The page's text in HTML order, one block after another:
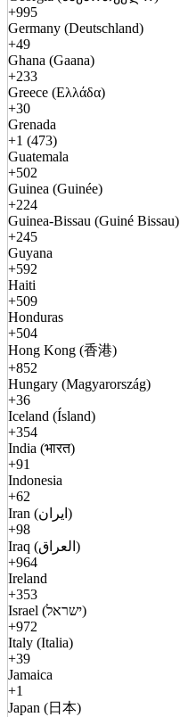
+995
Germany (Deutschland)
+49
Ghana (Gaana)
+233
Greece (Ελλάδα)
+30
Grenada
+1 (473)
Guatemala
+502
Guinea (Guinée)
+224
Guinea-Bissau (Guiné Bissau)
+245
Guyana
+592
Haiti
+509
Honduras
+504
Hong Kong (香港)
+852
Hungary (Magyarország)
+36
Iceland (Ísland)
+354
India (भारत)
+91
Indonesia
+62
Iran (ایران)
+98
Iraq (العراق)
+964
Ireland
+353
Israel (ישראל)
+972
Italy (Italia)
+39
Jamaica
+1
Japan (日本)